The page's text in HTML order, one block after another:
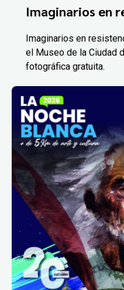
Imaginarios en
Imaginarios en
el Museo de la Ciudad
fotográfica gratuita.